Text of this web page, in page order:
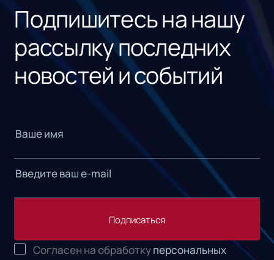
Подпишитесь на нашу
рассылку последних
новостей и событий
Подписаться
Согласен на обработкуперсональных